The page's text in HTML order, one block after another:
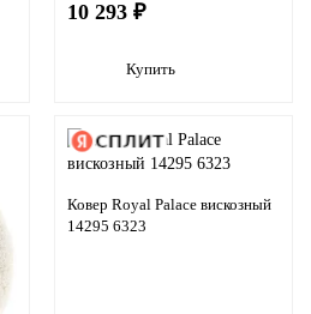
10 293 ₽
Купить
Ковер Royal Palace вискозный
14295 6323